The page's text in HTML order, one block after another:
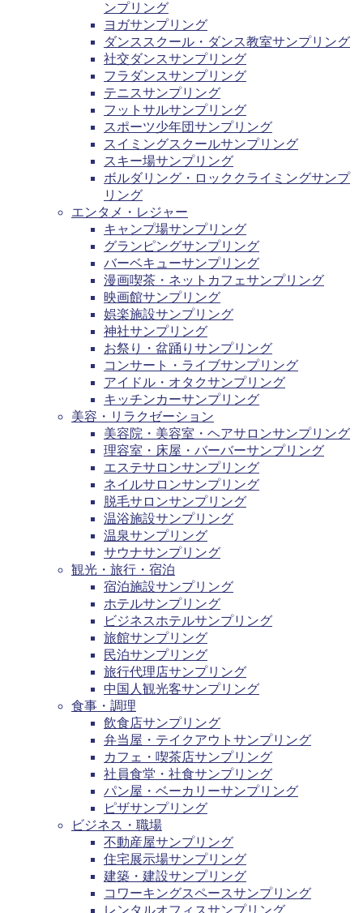
ンプリング
ヨガサンプリング
ダンススクール・ダンス教室サンプリング
社交ダンスサンプリング
フラダンスサンプリング
テニスサンプリング
フットサルサンプリング
スポーツ少年団サンプリング
スイミングスクールサンプリング
スキー場サンプリング
ボルダリング・ロッククライミングサンプ
リング
エンタメ・レジャー
キャンプ場サンプリング
グランピングサンプリング
バーベキューサンプリング
漫画喫茶・ネットカフェサンプリング
映画館サンプリング
娯楽施設サンプリング
神社サンプリング
お祭り・盆踊りサンプリング
コンサート・ライブサンプリング
アイドル・オタクサンプリング
キッチンカーサンプリング
美容・リラクゼーション
美容院・美容室・ヘアサロンサンプリング
理容室・床屋・バーバーサンプリング
エステサロンサンプリング
ネイルサロンサンプリング
脱毛サロンサンプリング
温浴施設サンプリング
温泉サンプリング
サウナサンプリング
観光・旅行・宿泊
宿泊施設サンプリング
ホテルサンプリング
ビジネスホテルサンプリング
旅館サンプリング
民泊サンプリング
旅行代理店サンプリング
中国人観光客サンプリング
食事・調理
飲食店サンプリング
弁当屋・テイクアウトサンプリング
カフェ・喫茶店サンプリング
社員食堂・社食サンプリング
パン屋・ベーカリーサンプリング
ピザサンプリング
ビジネス・職場
不動産屋サンプリング
住宅展示場サンプリング
建築・建設サンプリング
コワーキングスペースサンプリング
レンタルオフィスサンプリング